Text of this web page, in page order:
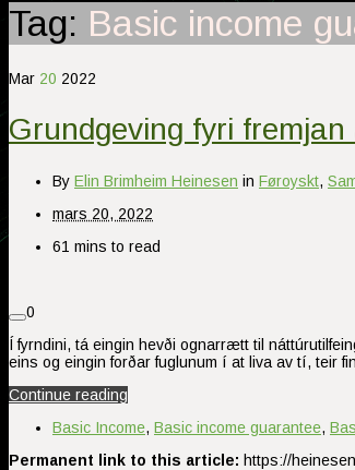
Tag: Basic income
Mar 20 2022
Grundgeving fyri
By Elin Brimheim Heinesen in Føroyskt,
mars 20, 2022
61 mins to read
0
Í fyrndini, tá eingin hevði ognarrætt til
eins og eingin forðar fuglunum í at liva av tí, teir
Continue reading
Basic Income, Basic income guarantee,
Permanent link to this article: https://